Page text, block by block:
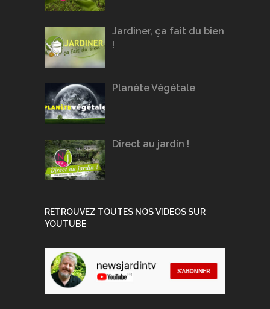
Jardiner, ça fait du bien
!
Planète Végétale
Direct au jardin !
RETROUVEZ TOUTES NOS VIDEOS SUR
YOUTUBE